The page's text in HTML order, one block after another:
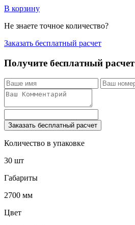
В корзину
Не знаете точное количество?
Заказать бесплатный расчет
Получите бесплатный расчет
Заказать бесплатный расчет
Количество в упаковке
30 шт
Габариты
2700 мм
Цвет